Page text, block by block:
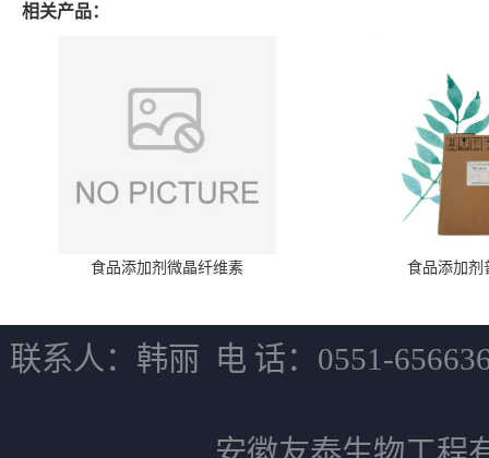
相关产品：
食品添加剂微晶纤维素 食品添加剂
联系人：韩丽 电 话：0551-